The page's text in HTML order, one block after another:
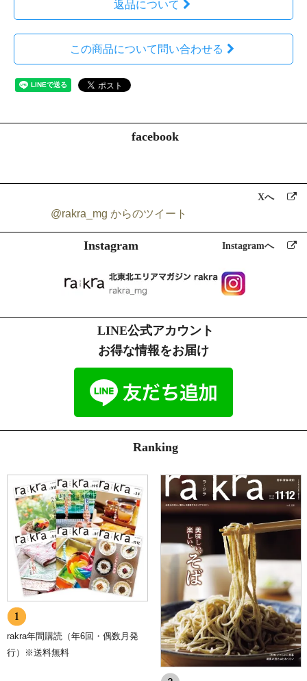
返品について
この商品について問い合わせる
facebook
Xへ
@rakra_mg からのツイート
Instagram Instagramへ
LINE公式アカウント
お得な情報をお届け
Ranking
rakra年間購読（年6回・偶数月発
行）※送料無料